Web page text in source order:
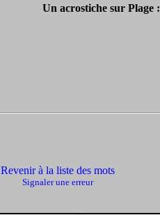
Un acrostiche sur Plage :
Revenir à la liste des mots
Signaler une erreur